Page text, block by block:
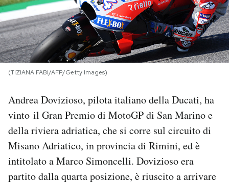
NEWSLETTER
I MIEI PREFERITI
CALENDARIO
Area Personale
(TIZIANA FABI/AFP/Getty Images)
Andrea Dovizioso, pilota italiano della Ducati, ha
vinto il Gran Premio di MotoGP di San Marino e
della riviera adriatica, che si corre sul circuito di
Misano Adriatico, in provincia di Rimini, ed è
intitolato a Marco Simoncelli. Dovizioso era
partito dalla quarta posizione, è riuscito a arrivare